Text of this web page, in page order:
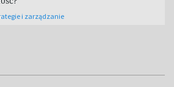
i zarządzanie